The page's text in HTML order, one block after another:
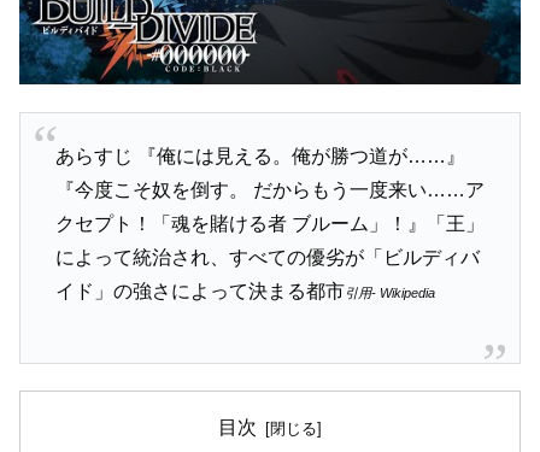
あらすじ 『俺には見える。俺が勝つ道が……』
『今度こそ奴を倒す。 だからもう一度来い……ア
クセプト！「魂を賭ける者 ブルーム」！』「王」
によって統治され、すべての優劣が「ビルディバ
イド」の強さによって決まる都市引用- Wikipedia
目次